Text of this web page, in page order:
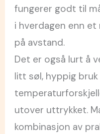
fungerer godt til
i hverdagen enn
på avstand.
Det er også lurt å
litt søl, hyppig
utover uttrykket.
kombinasjon av